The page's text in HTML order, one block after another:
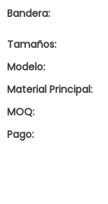
Bandera:
Tamaños:
Modelo:
Material Principal:
MOQ:
Pago: